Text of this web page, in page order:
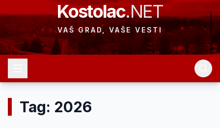
Kostolac.NET
VAŠ GRAD, VAŠE VESTI
Tag: 2026